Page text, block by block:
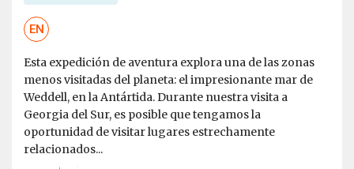
EN
Esta expedición de aventura explora una de las zonas
menos visitadas del planeta: el impresionante mar de
Weddell, en la Antártida. Durante nuestra visita a
Georgia del Sur, es posible que tengamos la
oportunidad de visitar lugares estrechamente
relacionados...